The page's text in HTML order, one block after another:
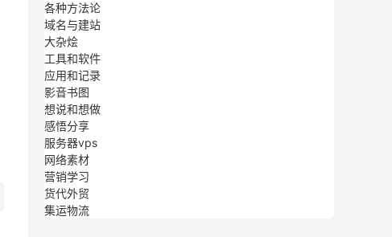
各种方法论
域名与建站
大杂烩
工具和软件
应用和记录
影音书图
想说和想做
感悟分享
服务器vps
网络素材
营销学习
货代外贸
集运物流